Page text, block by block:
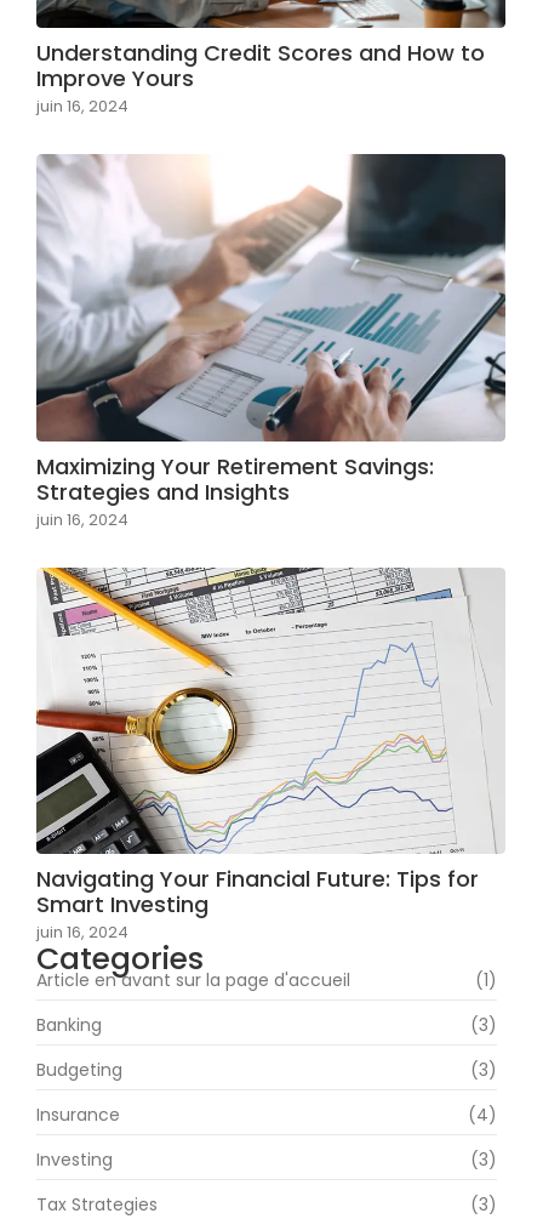
Understanding Credit Scores and How to
Improve Yours
juin 16, 2024
Maximizing Your Retirement Savings:
Strategies and Insights
juin 16, 2024
Navigating Your Financial Future: Tips for
Smart Investing
juin 16, 2024
Categories
Article en avant sur la page d'accueil
(1)
Banking
(3)
Budgeting
(3)
Insurance
(4)
Investing
(3)
Tax Strategies
(3)